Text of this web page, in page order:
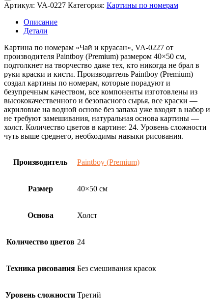
Артикул: VA-0227 Категория: Картины по номерам
Описание
Детали
Картина по номерам «Чай и круасан», VA-0227 от
производителя Paintboy (Premium) размером 40×50 см,
подтолкнет на творчество даже тех, кто никогда не брал в
руки краски и кисти. Производитель Paintboy (Premium)
создал картины по номерам, которые порадуют и
безупречным качеством, все компоненты изготовлены из
высококачественного и безопасного сырья, все краски —
акриловые на водной основе без запаха уже входят в набор и
не требуют замешивания, натуральная основа картины —
холст. Количество цветов в картине: 24. Уровень сложности
чуть выше среднего, необходимы навыки рисования.
Производитель Paintboy (Premium)
Размер 40×50 см
Основа Холст
Количество цветов 24
Техника рисования Без смешивания красок
Уровень сложности Третий